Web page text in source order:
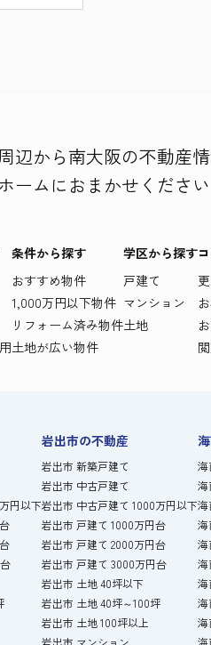
辺から南大阪の不動産
ームにおまかせください
条件から探す
おすすめ物件
1,000万円以下物件
リフォーム済み物件
土地が広い物件
学区から探す
戸建て
マンション
土地
円以下
岩出市の不動産
岩出市 新築戸建て
岩出市 中古戸建て
岩出市 中古戸建て 1000万円以下
岩出市 戸建て 1000万円台
岩出市 戸建て 2000万円台
岩出市 戸建て 3000万円台
岩出市 土地 40坪以下
岩出市 土地 40坪～100坪
岩出市 土地 100坪以上
岩出市 マンション
海
海
海
海
海
海
海
海
海
海